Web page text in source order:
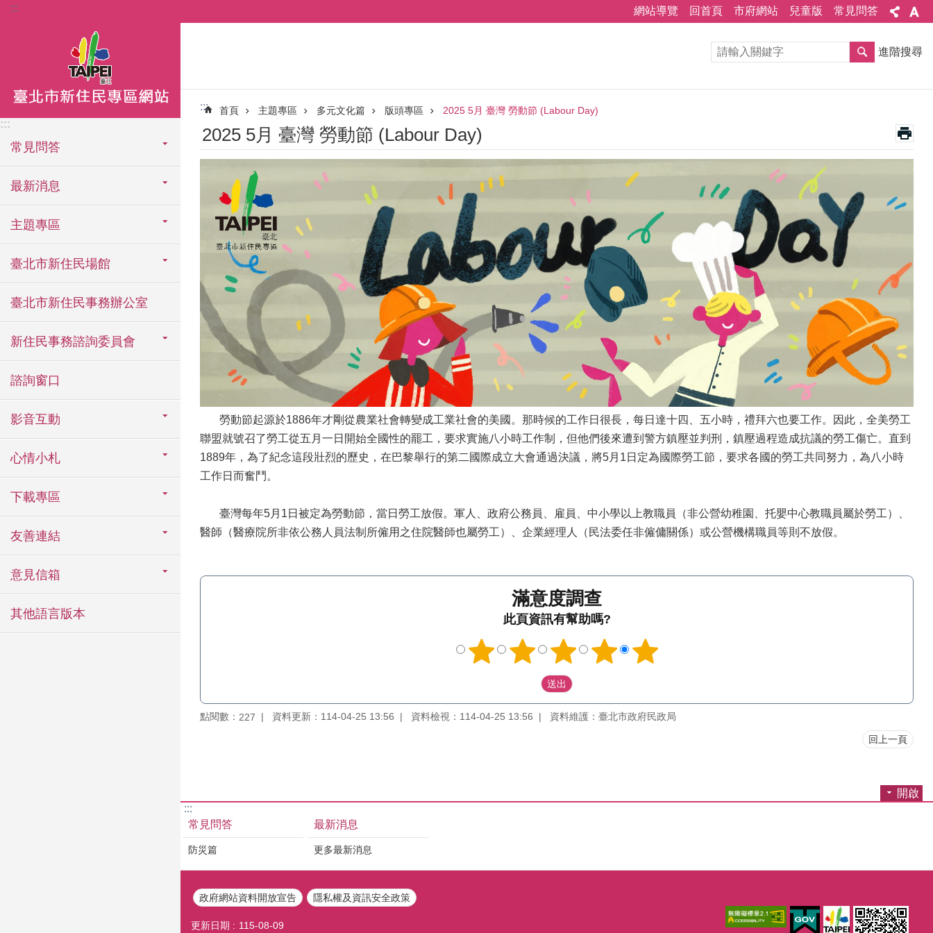
跳到主要內容區塊
::: 網站導覽 回首頁 市府網站 兒童版 常見問答
:::
常見問答
最新消息
主題專區
臺北市新住民場館
臺北市新住民事務辦公室
新住民事務諮詢委員會
諮詢窗口
影音互動
心情小札
下載專區
友善連結
意見信箱
其他語言版本
進階搜尋
::: 首頁 主題專區 多元文化篇 版頭專區 2025 5月 臺灣 勞動節 (Labour Day)
2025 5月 臺灣 勞動節 (Labour Day)
勞動節起源於1886年才剛從農業社會轉變成工業社會的美國。那時候的工作日很長，每日達十四、五小時，禮拜六也要工作。因此，全美勞工
聯盟就號召了勞工從五月一日開始全國性的罷工，要求實施八小時工作制，但他們後來遭到警方鎮壓並判刑，鎮壓過程造成抗議的勞工傷亡。直到
1889年，為了紀念這段壯烈的歷史，在巴黎舉行的第二國際成立大會通過決議，將5月1日定為國際勞工節，要求各國的勞工共同努力，為八小時
工作日而奮鬥。
臺灣每年5月1日被定為勞動節，當日勞工放假。軍人、政府公務員、雇員、中小學以上教職員（非公營幼稚園、托嬰中心教職員屬於勞工）、
醫師（醫療院所非依公務人員法制所僱用之住院醫師也屬勞工）、企業經理人（民法委任非僱傭關係）或公營機構職員等則不放假。
滿意度調查
此頁資訊有幫助嗎?
點閱數： 227 資料更新：114-04-25 13:56 資料檢視：114-04-25 13:56 資料維護：臺北市政府民政局
回上一頁
開啟
:::
常見問答
防災篇
最新消息
更多最新消息
政府網站資料開放宣告 隱私權及資訊安全政策
更新日期 115-08-09